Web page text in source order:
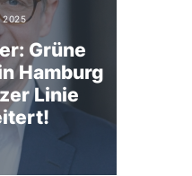
2025
Grüne
Hamburg
Linie